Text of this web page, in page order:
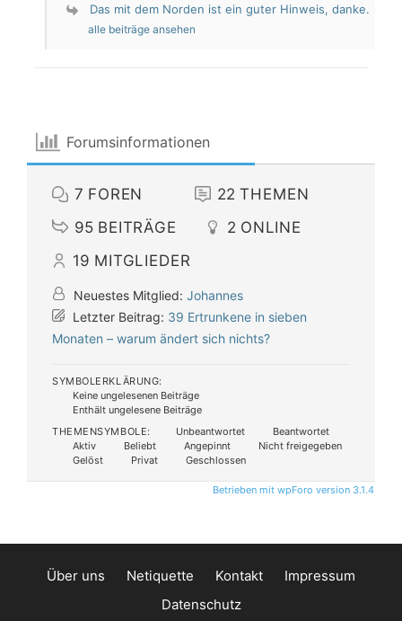
Das mit dem Norden ist ein guter Hinweis, danke.
alle beiträge ansehen
Forumsinformationen
7 FOREN 22 THEMEN
95 BEITRÄGE 2 ONLINE
19 MITGLIEDER
Neuestes Mitglied: Johannes
Letzter Beitrag: 39 Ertrunkene in sieben
Monaten – warum ändert sich nichts?
SYMBOLERKLÄRUNG:
Keine ungelesenen Beiträge
Enthält ungelesene Beiträge
THEMENSYMBOLE:
Unbeantwortet
Beantwortet
Aktiv
Beliebt Angepinnt
Nicht freigegeben
Gelöst
Privat Geschlossen
Betrieben mit wpForo version 3.1.4
Über uns Netiquette Kontakt
Impressum
Datenschutz